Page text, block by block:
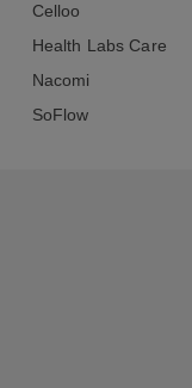
Celloo
Health Labs Care
Nacomi
SoFlow